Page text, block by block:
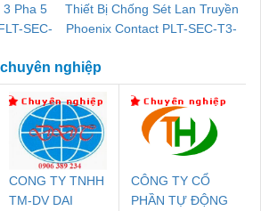
3 Pha 5
SEC-
Thiết Bị Chống Sét Lan Truyền
Phoenix Contact PLT-SEC-T3-
nghiệp
CONG TY TNHH
TM-DV DAI
CÔNG TY CỔ
PHẦN TỰ ĐỘNG